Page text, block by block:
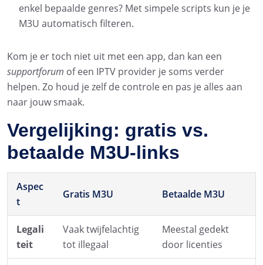
enkel bepaalde genres? Met simpele scripts kun je je
M3U automatisch filteren.
Kom je er toch niet uit met een app, dan kan een
supportforum of een IPTV provider je soms verder
helpen. Zo houd je zelf de controle en pas je alles aan
naar jouw smaak.
Vergelijking: gratis vs.
betaalde M3U-links
Aspec
t
Gratis M3U Betaalde M3U
Legali
teit
Vaak twijfelachtig
tot illegaal
Meestal gedekt
door licenties